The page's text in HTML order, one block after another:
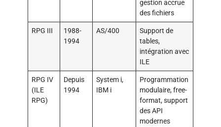
gestion accrue
des fichiers
RPG III
1988-
1994
AS/400
Support de
tables,
intégration avec
ILE
RPG IV
(ILE
RPG)
Depuis
1994
System i,
IBM i
Programmation
modulaire, free-
format, support
des API
modernes